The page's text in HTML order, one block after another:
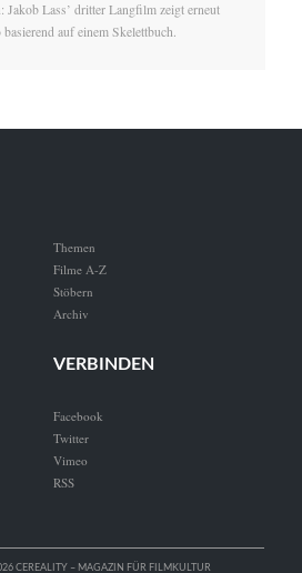
Jakob Lass’ dritter Langfilm zeigt erneut
auf einem Skelettbuch.
Themen
Filme A-Z
Stöbern
Archiv
VERBINDEN
Facebook
Twitter
Vimeo
RSS
CEREALITY – MAGAZIN FÜR FILMKULTUR